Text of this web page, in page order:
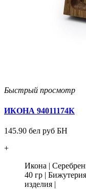
Быстрый просмотр
ИКОНА 94011174К
145.90 бел руб БН
+
Икона |
40 гр | Бижутерия
изделия |